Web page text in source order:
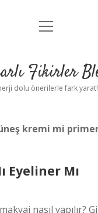
Anasayfa
Yasal Uyarı
menüyü
Fikirler
dolu önerilerle fark yarat!
kremi mi
Eyeliner Mı
nasıl yapılır?